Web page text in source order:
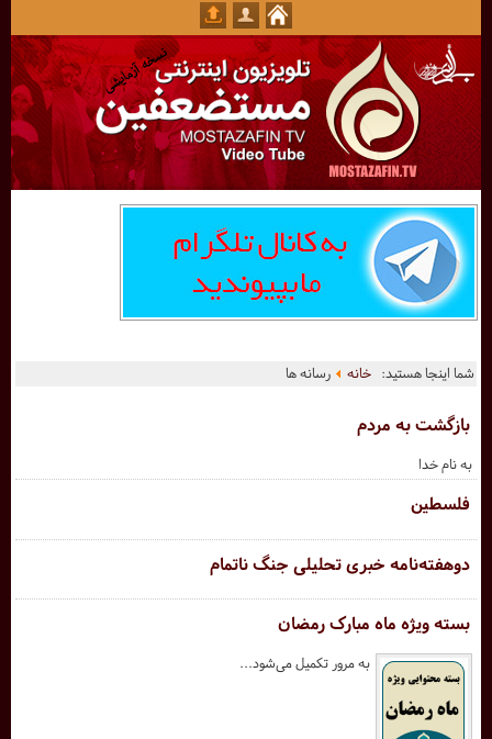
شما اینجا هستید:خانه رسانه ها
بازگشت به مردم
به نام خدا
فلسطین
دوهفته‌نامه خبری تحلیلی جنگ ناتمام
بسته ویژه ماه مبارک رمضان
به مرور تکمیل می‌شود...